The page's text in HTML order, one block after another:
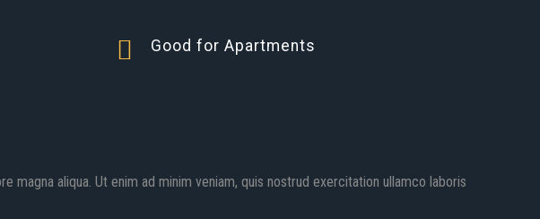
Good for Apartments
aliqua. Ut enim ad minim veniam, quis nostrud exercitation ullamco laboris